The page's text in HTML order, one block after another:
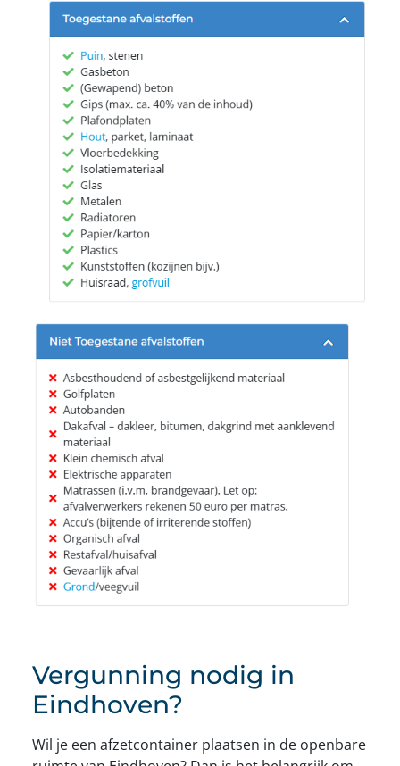
Vergunning nodig in
Eindhoven?
Wil je een afzetcontainer plaatsen in de openbare